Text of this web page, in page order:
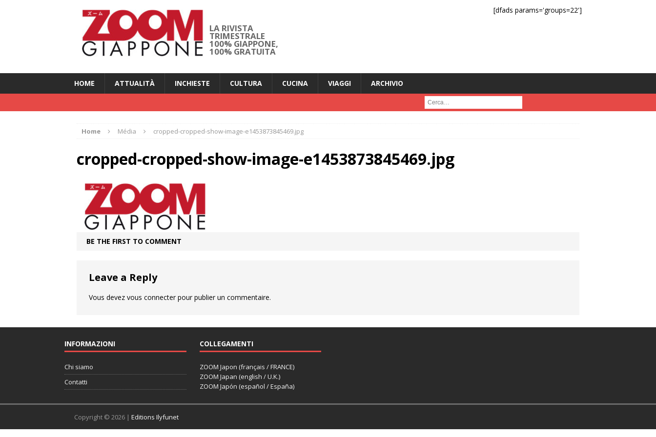
LA RIVISTA
TRIMESTRALE
100% GIAPPONE,
100% GRATUITA
[dfads params='groups=22']
HOME ATTUALITÀ INCHIESTE CULTURA CUCINA VIAGGI
ARCHIVIO
Cerca :
Home Média cropped-cropped-show-image-e1453873845469.jpg
cropped-cropped-show-image-e1453873845469.jpg
BE THE FIRST TO COMMENT
Leave a Reply
Vous devez vous connecter pour publier un commentaire.
INFORMAZIONI
Chi siamo
Contatti
COLLEGAMENTI
ZOOM Japon (français / FRANCE)
ZOOM Japan (english / U.K.)
ZOOM Japón (español / España)
Copyright © 2026 | Editions Ilyfunet